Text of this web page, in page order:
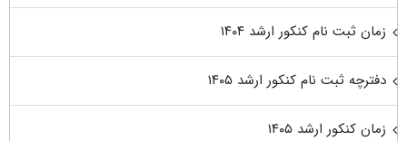
زمان ثبت نام کنکور ارشد ۱۴۰۴
دفترچه ثبت نام کنکور ارشد ۱۴۰۵
زمان کنکور ارشد ۱۴۰۵